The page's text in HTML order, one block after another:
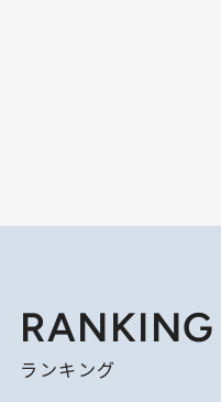
RANKING
ランキング